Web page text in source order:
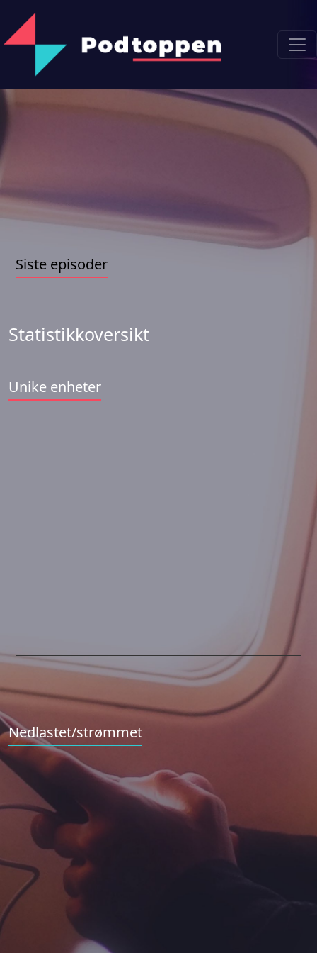
Siste episoder
Statistikkoversikt
Unike enheter
Nedlastet/strømmet